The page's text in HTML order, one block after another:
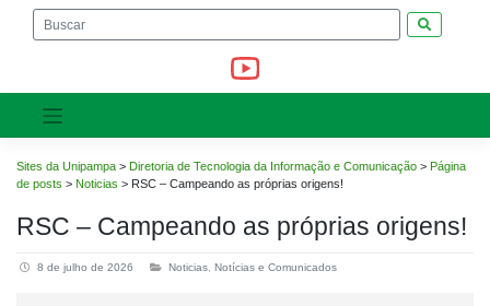
Sites da Unipampa > Diretoria de Tecnologia da Informação e Comunicação > Página
de posts > Noticias > RSC – Campeando as próprias origens!
RSC – Campeando as próprias origens!
8 de julho de 2026 Noticias Notícias e Comunicados